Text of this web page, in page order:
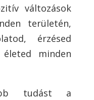
változások
területén,
érzésed
minden
tudást a